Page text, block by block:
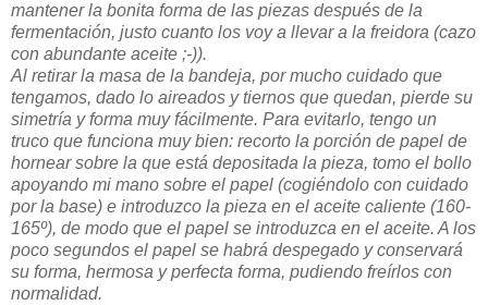
mantener la bonita forma de las piezas después de la
fermentación, justo cuanto los voy a llevar a la freidora (cazo
con abundante aceite ;-)).
Al retirar la masa de la bandeja, por mucho cuidado que
tengamos, dado lo aireados y tiernos que quedan, pierde su
simetría y forma muy fácilmente. Para evitarlo, tengo un
truco que funciona muy bien: recorto la porción de papel de
hornear sobre la que está depositada la pieza, tomo el bollo
apoyando mi mano sobre el papel (cogiéndolo con cuidado
por la base) e introduzco la pieza en el aceite caliente (160-
165º), de modo que el papel se introduzca en el aceite. A los
poco segundos el papel se habrá despegado y conservará
su forma, hermosa y perfecta forma, pudiendo freírlos con
normalidad.